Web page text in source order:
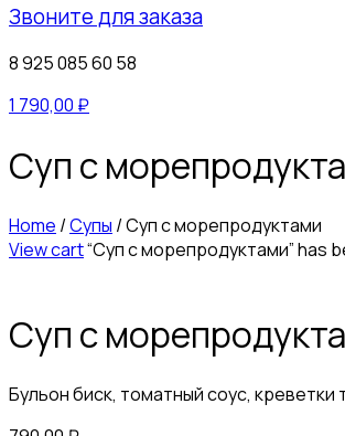
Звоните для заказа
8 925 085 60 58
1 790,00 ₽
Суп с
Home /Супы /Суп с морепродуктами
View cart“Суп с морепродуктами” has
Суп с
Бульон биск, томатный соус,